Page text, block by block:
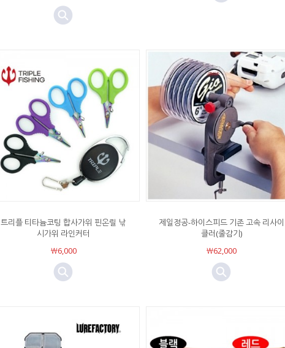
트리플 티타늄코팅 합사가위 핀온릴 낚
시가위 라인커터
￦6,000
제일정공-하이스피드 기존 고속 리사이
클러(줄감기)
￦62,000